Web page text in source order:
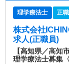
理学療法士 正
株式会社
求人(正職員)
【高知県／高知
理学療法士募集